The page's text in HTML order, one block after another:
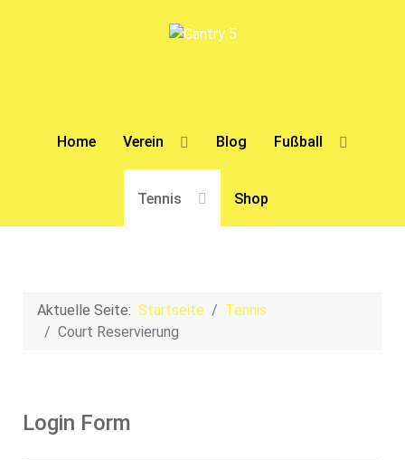
Home Verein Blog Fußball
Tennis Shop
Aktuelle Seite: Startseite
Tennis
Court Reservierung
Login Form